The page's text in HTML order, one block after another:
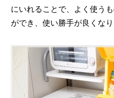
にいれることで、よく使う
ができ、使い勝手が良くなり